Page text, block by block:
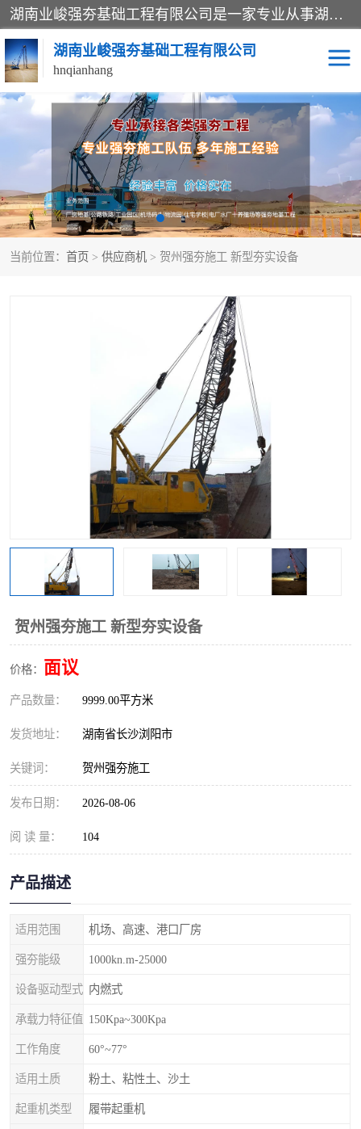
湖南业峻强夯基础工程有限公司是一家专业从事湖南强夯基础工程、强夯机租赁，地基处理的施工单位。业务覆盖：湖南、广东，江西等地。可承接1000KN.m-25000KN.m强夯（置换）工程。公司创始人是国内较早期从事强夯施工的建设者，经过多年的一步一个脚印的发展，在行业内具有较高的度和良好的口碑。
湖南业峻强夯基础工程有限公司
hnqianhang
当前位置： 首页 > 供应商机 > 贺州强夯施工 新型夯实设备
贺州强夯施工 新型夯实设备
价格： 面议
产品数量： 9999.00平方米
发货地址： 湖南省长沙浏阳市
关键词： 贺州强夯施工
发布日期： 2026-08-06
阅 读 量： 104
产品描述
适用范围 机场、高速、港口厂房
强夯能级 1000kn.m-25000
设备驱动型式 内燃式
承载力特征值 150Kpa~300Kpa
工作角度 60°~77°
适用土质 粉土、粘性土、沙土
起重机类型 履带起重机
强夯施工案例 强夯机租赁
强夯施工工程 强夯施工队伍
强夯队伍